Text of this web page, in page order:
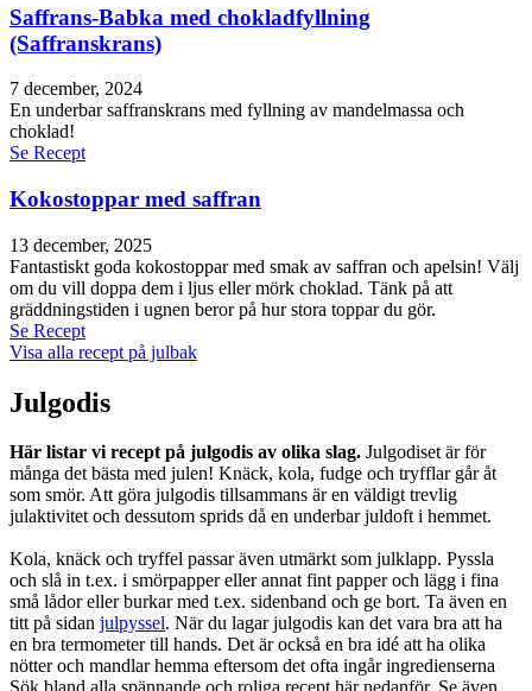
Saffrans-Babka med chokladfyllning
(Saffranskrans)
7 december, 2024
En underbar saffranskrans med fyllning av mandelmassa och
choklad!
Se Recept
Kokostoppar med saffran
13 december, 2025
Fantastiskt goda kokostoppar med smak av saffran och apelsin! Välj
om du vill doppa dem i ljus eller mörk choklad. Tänk på att
gräddningstiden i ugnen beror på hur stora toppar du gör.
Se Recept
Visa alla recept på julbak
Julgodis
Här listar vi recept på julgodis av olika slag. Julgodiset är för
många det bästa med julen! Knäck, kola, fudge och tryfflar går åt
som smör. Att göra julgodis tillsammans är en väldigt trevlig
julaktivitet och dessutom sprids då en underbar juldoft i hemmet.
Kola, knäck och tryffel passar även utmärkt som julklapp. Pyssla
och slå in t.ex. i smörpapper eller annat fint papper och lägg i fina
små lådor eller burkar med t.ex. sidenband och ge bort. Ta även en
titt på sidan julpyssel. När du lagar julgodis kan det vara bra att ha
en bra termometer till hands. Det är också en bra idé att ha olika
nötter och mandlar hemma eftersom det ofta ingår ingredienserna